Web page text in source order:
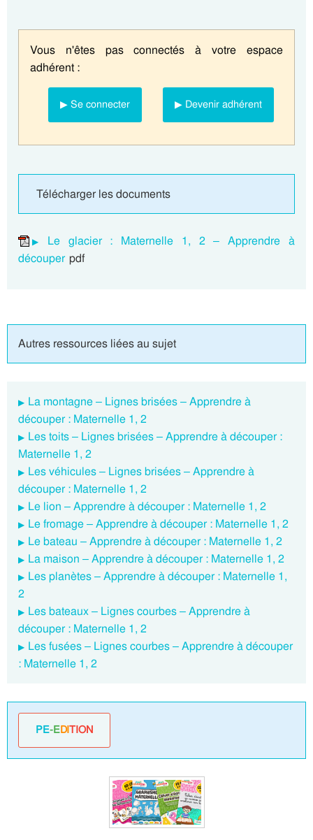
Vous n'êtes pas connectés à votre espace
adhérent :
▶ Se connecter ▶ Devenir adhérent
Télécharger les documents
Le glacier : Maternelle 1, 2 – Apprendre à
découper pdf
Autres ressources liées au sujet
La montagne – Lignes brisées – Apprendre à
découper : Maternelle 1, 2
Les toits – Lignes brisées – Apprendre à découper :
Maternelle 1, 2
Les véhicules – Lignes brisées – Apprendre à
découper : Maternelle 1, 2
Le lion – Apprendre à découper : Maternelle 1, 2
Le fromage – Apprendre à découper : Maternelle 1, 2
Le bateau – Apprendre à découper : Maternelle 1, 2
La maison – Apprendre à découper : Maternelle 1, 2
Les planètes – Apprendre à découper : Maternelle 1,
2
Les bateaux – Lignes courbes – Apprendre à
découper : Maternelle 1, 2
Les fusées – Lignes courbes – Apprendre à découper
: Maternelle 1, 2
PE-EDITION